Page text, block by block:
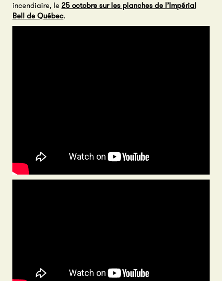
incendiaire, le 25 octobre sur les planches de l’Impérial
Bell de Québec.